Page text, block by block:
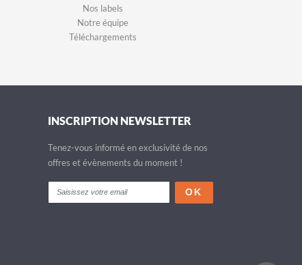
Nos labels
Notre équipe
Téléchargements
INSCRIPTION NEWSLETTER
Tenez-vous informé en exclusivité de nos
offres et évènements du moment !